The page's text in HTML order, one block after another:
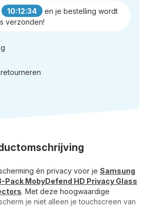
10:12:33
en je bestelling wordt
verzonden!
én privacy voor je Samsung
Pack MobyDefend HD Privacy Glass
. Met deze hoogwaardige
je niet alleen je touchscreen van